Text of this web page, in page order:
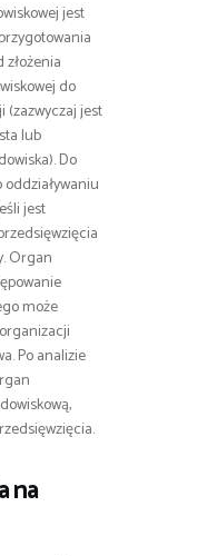
jest
do
jest
lub
Do
jest
Organ
może
Po analizie
na